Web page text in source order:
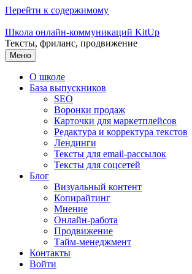
Перейти к содержимому
Школа онлайн-коммуникаций KitUp
Тексты, фриланс, продвижение
Меню
О школе
База выпускников
SEO
Воронки продаж
Карточки для маркетплейсов
Редактура и корректура текстов
Лендинги
Тексты для email-рассылок
Тексты для соцсетей
Блог
Визуальный контент
Копирайтинг
Мнение
Онлайн-работа
Продвижение
Тайм-менеджмент
Контакты
Войти